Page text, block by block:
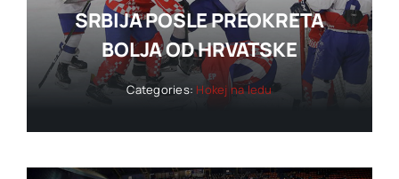
SRBIJA POSLE PREOKRETA
BOLJA OD HRVATSKE
Categories: Hokej na ledu